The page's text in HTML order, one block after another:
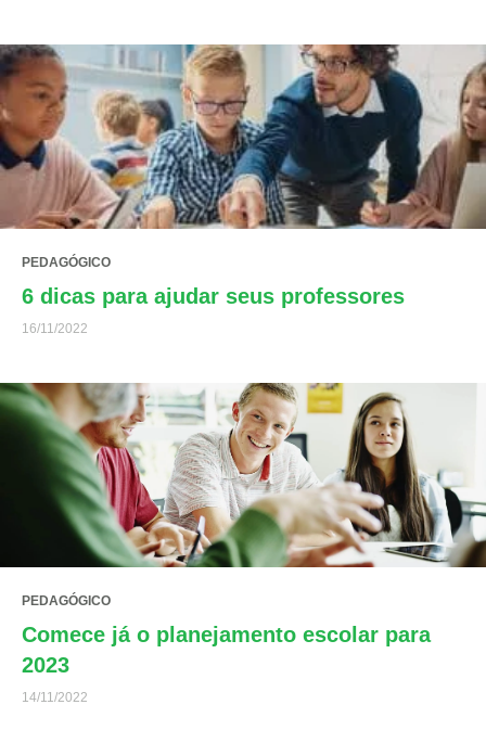
PEDAGÓGICO
6 dicas para ajudar seus professores
16/11/2022
PEDAGÓGICO
Comece já o planejamento escolar para
2023
14/11/2022